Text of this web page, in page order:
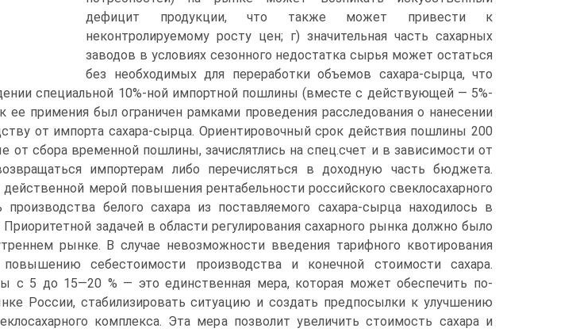
дефицит продукции, что также может привести к
неконтролируемому росту цен; г) значительная часть сахарных
заводов в условиях сезонного не­достатка сырья может остаться
без необходимых для переработки объемов сахара-сырца, что
специальной 10%-ной импортной пошлины (вместе с действующей — 5%-
ее примения был ограничен рамками проведения расследования о нанесении
от импорта сахара-сырца. Ориентировочный срок действия пошлины 200
от сбора временной пошлины, зачис­лятлись на спец.счет и в зависимости от
импортерам либо перечисляться в до­ходную часть бюджета.
мерой повышения рентабельности российского свеклосахарного
производства белого сахара из поставляемого сахара-сырца находилось в
задачей в области регулирования сахарного рынка должно было
рынке. В слу­чае невозможности введения тарифного квотирования
повышению себестоимости производства и ко­нечной стоимости сахара.
с 5 до 15—20 % — это единственная мера, которая может обеспечить по­
России, стабилизировать ситуа­цию и создать предпосылки к улучшению
комплекса. Эта мера позволит увеличить стоимость сахара и